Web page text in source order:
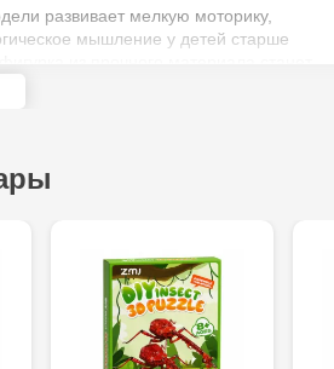
развивает мелкую моторику,
мышление у детей старше
интерьера или отличным